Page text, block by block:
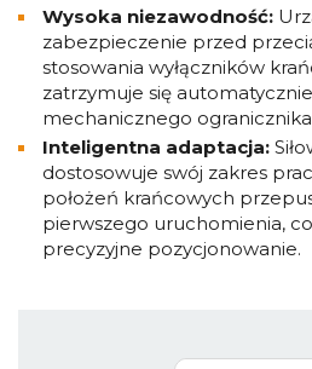
Wysoka niezawodność:
zabezpieczenie przed
stosowania wyłączników
zatrzymuje się
mechanicznego
Inteligentna adaptacja:
dostosowuje swój zakres
położeń krańcowych
pierwszego uruchomienia,
precyzyjne pozycjonowanie.